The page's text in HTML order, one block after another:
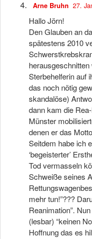
Arne Bruhn 27.
Hallo Jörn!
Den Glauben an
spätestens 2010
Sterbehelferin auf
das noch nötig
skandalöse)
dann kam die
Münster
denen er das
Seitdem habe ich
‘begeisterter’
Tod vermasseln
Schweiße seines
mehr tun!”???
Reanimation”.
(lesbar) “keinen
Hoffnung das es